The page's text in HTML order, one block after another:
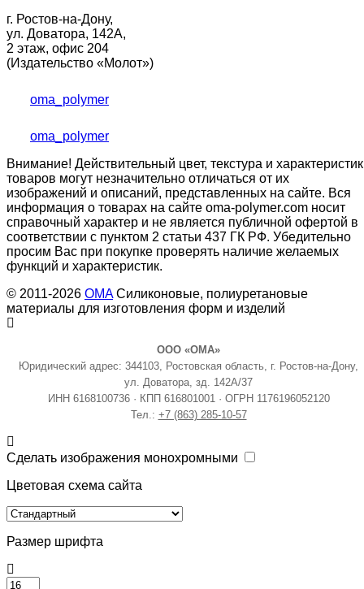
г. Ростов-на-Дону,
ул. Доватора, 142А,
2 этаж, офис 204
(Издательство «Молот»)
oma_polymer
oma_polymer
Внимание! Действительный цвет, текстура и
товаров могут незначительно отличаться от их
изображений и описаний, представленных на сайте. Вся
информация о товарах на сайте oma-polymer.com носит
справочный характер и не является публичной офертой в
соответствии с пунктом 2 статьи 437 ГК РФ. Убедительно
просим Вас при покупке проверять наличие желаемых
функций и характеристик.
© 2011-2026 OMAСиликоновые, полиуретановые
материалы для изготовления форм и изделий
ООО «ОМА»
Юридический адрес: 344103, Ростовская область, г. Ростов-на-Дону,
ул. Доватора, зд. 142А/37
ИНН 6168100736 · КПП 616801001 · ОГРН 1176196052120
Тел.: +7 (863) 285-10-57
Сделать изображения монохромными
Цветовая схема сайта
Размер шрифта